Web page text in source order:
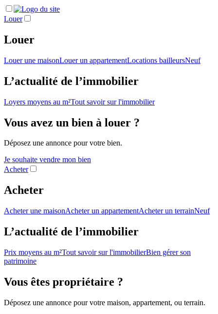
Louer
Louer
Louer une maisonLouer un appartementLocations bailleursNeuf
L’actualité de l’immobilier
Loyers moyens au m²Tout savoir sur l'immobilier
Vous avez un bien à louer ?
Déposez une annonce pour votre bien.
Je souhaite vendre mon bien
Acheter
Acheter
Acheter une maisonAcheter un appartementAcheter un terrainNeuf
L’actualité de l’immobilier
Prix moyens au m²Tout savoir sur l'immobilierBien gérer son
patrimoine
Vous êtes propriétaire ?
Déposez une annonce pour votre maison, appartement, ou terrain.